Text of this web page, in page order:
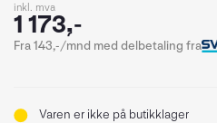
inkl. mva
1 173,-
Fra 143,-/mnd med delbetaling fra
Varen er ikke på butikklager